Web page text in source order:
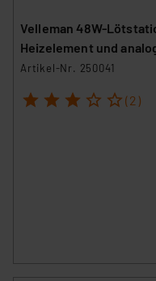
Velleman 48W-
Heizelement und
Artikel-Nr. 250041
1 2 3 4 5 (2)